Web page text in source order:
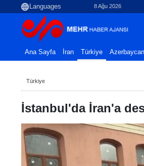
8 Ağu 2026
Ana Sayfa İran Türkiye Azerbaycan
Türkiye
İstanbul'da İran'a